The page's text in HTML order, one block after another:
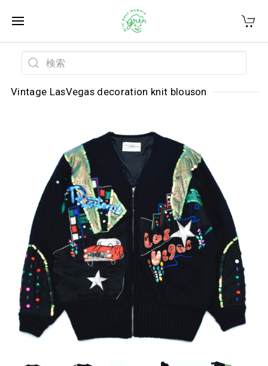
Vintage LasVegas decoration knit blouson